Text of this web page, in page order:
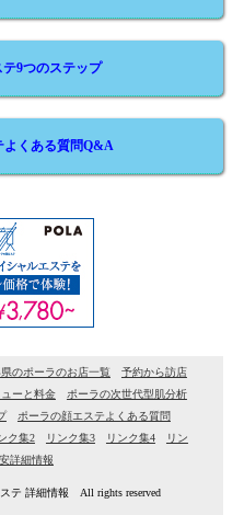
9つのステップ
よくある質問Q&A
のポーラのお店一覧
予約から訪店
ーと料金
ポーラの次世代型肌分析
ポーラの顔エステよくある質問
ク集2 リンク集3 リンク集4
リン
詳細情報
テ 詳細情報 All rights reserved